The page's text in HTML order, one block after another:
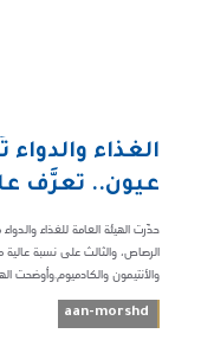
عيون.. تعرَّف
الرصاص، والثالث على نسبة عالية
والأنتيمون والكادميوم.وأوضحت
aan-morshd